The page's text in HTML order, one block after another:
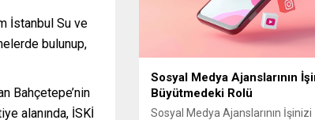
İstanbul Su ve
bulunup,
Bahçetepe’nin
alanında, İSKİ
özel bir cam stüdyo kuruluyor.
özel tasarlanan...
Sosyal Medya Ajanslarının
Büyütmedeki Rolü
Sosyal Medya Ajanslarının İşinizi